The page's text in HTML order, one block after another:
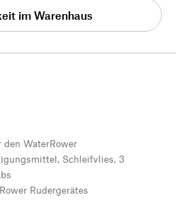
im Warenhaus
WaterRower
Schleifvlies, 3
Rudergerätes